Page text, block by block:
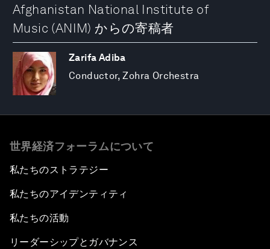
Afghanistan National Institute of
Music (ANIM) からの寄稿者
Zarifa Adiba
Conductor, Zohra Orchestra
世界経済フォーラムについて
私たちのストラテジー
私たちのアイデンティティ
私たちの活動
リーダーシップとガバナンス